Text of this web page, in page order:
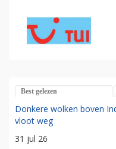
Best gelezen
Donkere wolken boven
vloot weg
31 jul 26